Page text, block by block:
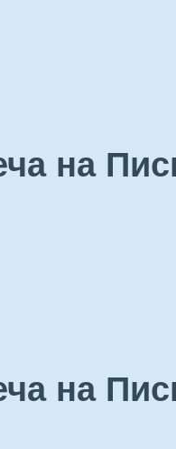
на
на